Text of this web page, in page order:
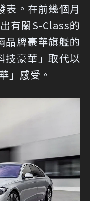
表。在前幾個月
有關S-Class的
品牌豪華旗艦的
技豪華」取代以
」感受。